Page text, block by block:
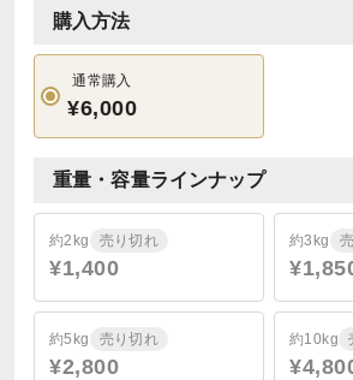
購入方法
通常購入
¥6,000
重量・容量ラインナップ
約2kg 売り切れ
¥1,400
約3kg
約5kg 売り切れ
¥2,800
約10kg